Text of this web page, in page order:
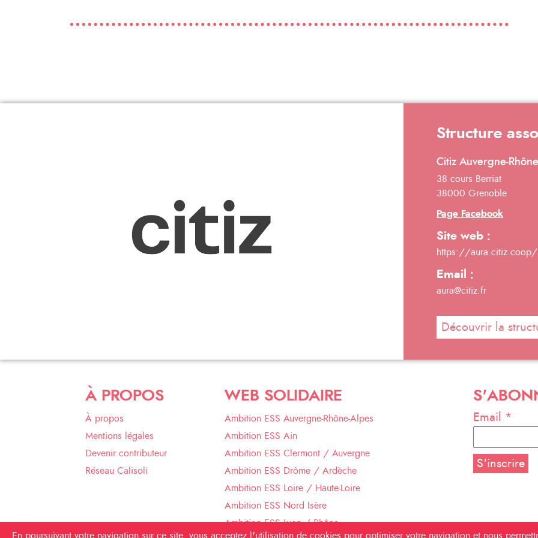
Structure
Citiz Auvergne-
38 cours Berriat
38000 Grenoble
Page Facebook
Site web :
https://aura.citiz.coop/
Email :
aura@citiz.fr
Découvrir la
À PROPOS
À propos
Mentions légales
Devenir contributeur
Réseau Calisoli
WEB SOLIDAIRE
Ambition ESS Auvergne-Rhône-Alpes
Ambition ESS Ain
Ambition ESS Clermont / Auvergne
Ambition ESS Drôme / Ardèche
Ambition ESS Loire / Haute-Loire
Ambition ESS Nord Isère
Ambition ESS Lyon / Rhône
Email *
En poursuivant votre navigation sur ce site, vous acceptez l'utilisation de cookies pour optimiser votre navigation et nous